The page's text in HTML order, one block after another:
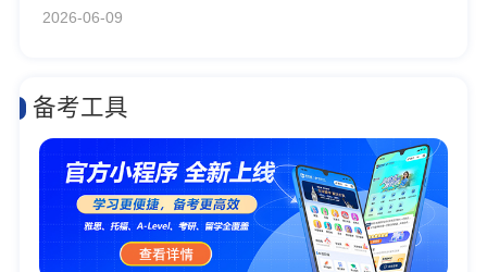
2026-06-09
备考工具